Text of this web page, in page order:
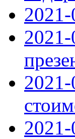
2021-
2021-